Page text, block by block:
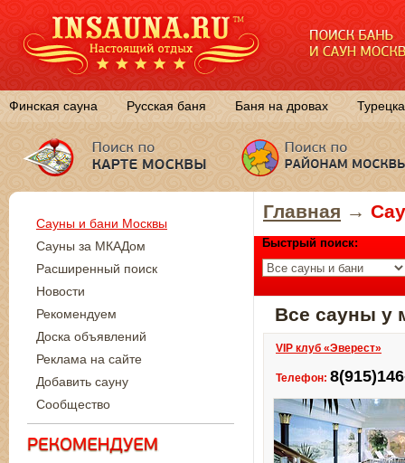
Финская сауна Русская баня Баня на дровах
Главная →
Быстрый поиск:
Все сауны у
VIP клуб «Эверест»
Телефон:
Сауны и бани Москвы
Сауны за МКАДом
Расширенный поиск
Новости
Рекомендуем
Доска объявлений
Реклама на сайте
Добавить сауну
Сообщество